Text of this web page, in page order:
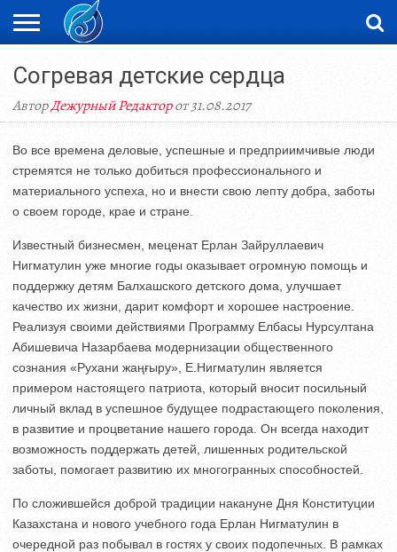
НОВОСТИ
ВИДЕО
ФОТОРЕПОРТАЖИ
ОРКЕН
LIVETV
Согревая детские сердца
АвторДежурный Редакторот 31.08.2017
Во все времена деловые, успешные и предприимчивые люди
стремятся не только добиться профессионального и
материального успеха, но и внести свою лепту добра, заботы
о своем городе, крае и стране.
Известный бизнесмен, меценат Ерлан Зайруллаевич
Нигматулин уже многие годы оказывает огромную помощь и
поддержку детям Балхашского детского дома, улучшает
качество их жизни, дарит комфорт и хорошее настроение.
Реализуя своими действиями Программу Елбасы Нурсултана
Абишевича Назарбаева модернизации общественного
сознания «Рухани жаңғыру», Е.Нигматулин является
примером настоящего патриота, который вносит посильный
личный вклад в успешное будущее подрастающего поколения,
в развитие и процветание нашего города. Он всегда находит
возможность поддержать детей, лишенных родительской
заботы, помогает развитию их многогранных способностей.
По сложившейся доброй традиции накануне Дня Конституции
Казахстана и нового учебного года Ерлан Нигматулин в
очередной раз побывал в гостях у своих подопечных. В рамках